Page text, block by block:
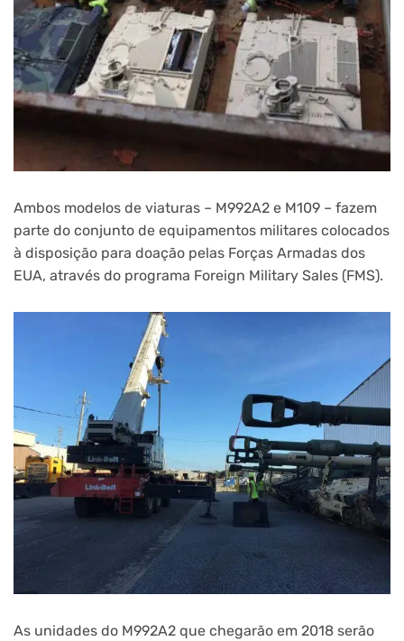
Ambos modelos de viaturas – M992A2 e M109 – fazem
parte do conjunto de equipamentos militares colocados
à disposição para doação pelas Forças Armadas dos
EUA, através do programa Foreign Military Sales (FMS).
As unidades do M992A2 que chegarão em 2018 serão